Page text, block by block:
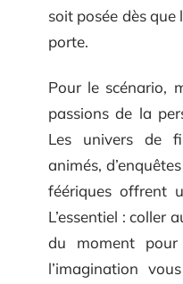
soit posée dès
porte.
Pour le scénario,
passions de la
Les univers de
animés,
féériques offrent
L’essentiel : coller
du moment
l’imagination